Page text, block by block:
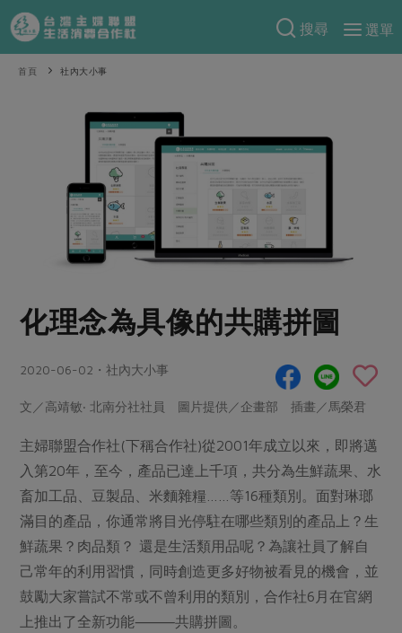
搜尋
選單
產品分類
當令水果
蕈菇類
辛香料類
奶蛋豆・五穀
豆製品 米麵雜糧
肉品・水產
畜產肉類 水產
水畜加工品
調理食材・點心
調味醬料/南北貨 烘焙
休閒零嘴 沖泡飲品
保健食品
常備菜
蛋料理
料理方式
烘焙．點心
醬料
湯品．鍋物
漬物
涼拌沙拉
預購活動
把最好的台灣味帶回家！
防災用品預購圓滿結束
更多預購活動
合作25-精選產品第四彈
合作25-精選產品第三彈
更多當季產品
議題活動
主婦聯盟X樂齡網特約優惠案
綠主張
觀點文章
社內大小事 合作聯合國
樂齡生活
廚房瑜伽
關注議題
減硝酸鹽 惜食
非基改運動 支持本土農糧
減添加物 減塑減廢
公益金 食農教育
關於合作社
關於我們
產品檢驗
自主把關
檢驗報告
硝酸鹽檢驗
社員權益
首頁 社內大小事
化理念為具像的共購拼圖
2020-06-02・社內大小事
文／高靖敏‧ 北南分社社員 圖片提供／企畫部 插畫／馬榮君
主婦聯盟合作社(下稱合作社)從2001年成立以來，即將邁
入第20年，至今，產品已達上千項，共分為生鮮蔬果、水
畜加工品、豆製品、米麵雜糧……等16種類別。面對琳瑯
滿目的產品，你通常將目光停駐在哪些類別的產品上？生
鮮蔬果？肉品類？ 還是生活類用品呢？為讓社員了解自
己常年的利用習慣，同時創造更多好物被看見的機會，並
鼓勵大家嘗試不常或不曾利用的類別，合作社6月在官網
上推出了全新功能⸻共購拼圖。